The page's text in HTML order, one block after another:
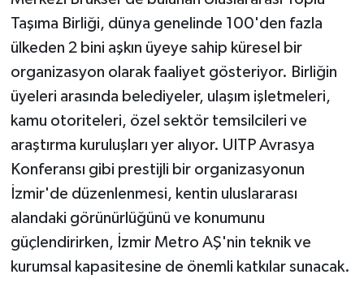
Taşıma Birliği, dünya genelinde 100'den fazla
ülkeden 2 bini aşkın üyeye sahip küresel bir
organizasyon olarak faaliyet gösteriyor. Birliğin
üyeleri arasında belediyeler, ulaşım işletmeleri,
kamu otoriteleri, özel sektör temsilcileri ve
araştırma kuruluşları yer alıyor. UITP Avrasya
Konferansı gibi prestijli bir organizasyonun
İzmir'de düzenlenmesi, kentin uluslararası
alandaki görünürlüğünü ve konumunu
güçlendirirken, İzmir Metro AŞ'nin teknik ve
kurumsal kapasitesine de önemli katkılar sunacak.